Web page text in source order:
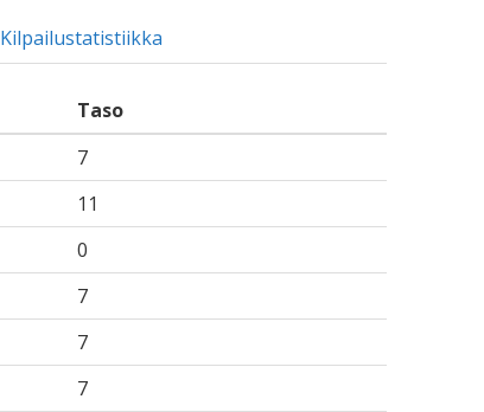
Kilpailustatistiikka
Taso
7
11
0
7
7
7